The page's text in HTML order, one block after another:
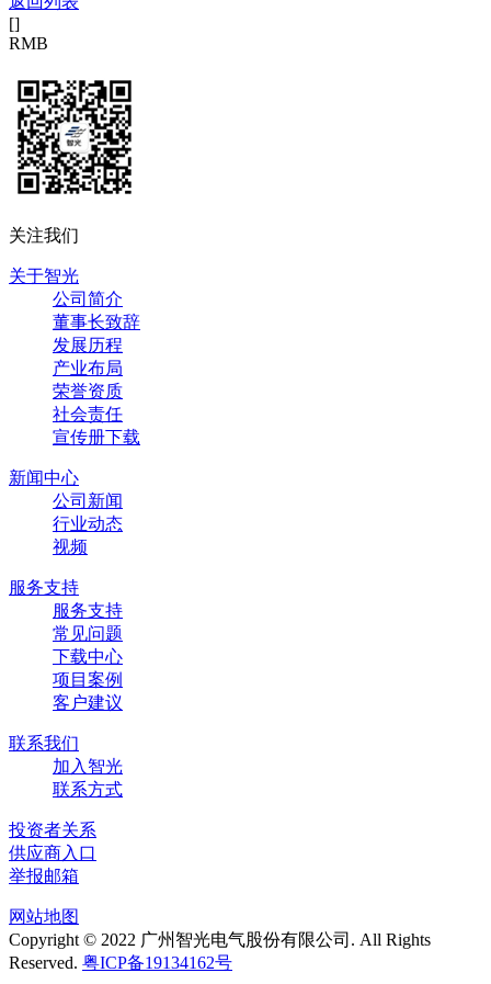
[]
RMB
关注我们
关于智光
公司简介
董事长致辞
发展历程
产业布局
荣誉资质
社会责任
宣传册下载
新闻中心
公司新闻
行业动态
视频
服务支持
服务支持
常见问题
下载中心
项目案例
客户建议
联系我们
加入智光
联系方式
投资者关系
供应商入口
举报邮箱
网站地图
Copyright © 2022 广州智光电气股份有限公司. All Rights
Reserved. 粤ICP备19134162号